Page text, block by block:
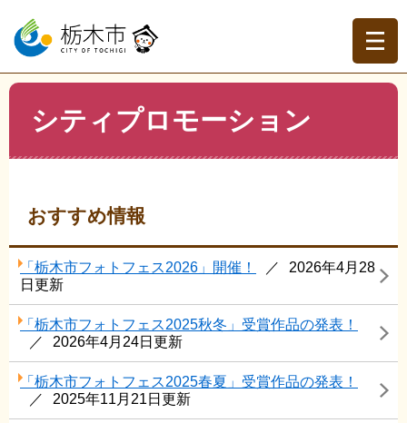
ー
の
先
ニ
ー
を
トップページ 分類でさがす >市政情報 >市の取り組み
シティプロモーション
おすすめ情報
「栃木市フォトフェス2026」開催！
2026年4月28
日更新
「栃木市フォトフェス2025秋冬」受賞作品の発表！
2026年4月24日更新
「栃木市フォトフェス2025春夏」受賞作品の発表！
2025年11月21日更新